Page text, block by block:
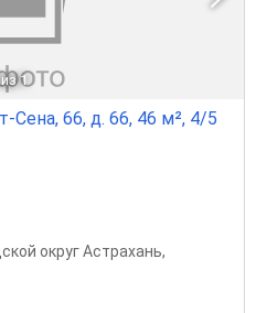
из 1
Сена, 66, д. 66, 46 м², 4/5
округ Астрахань,